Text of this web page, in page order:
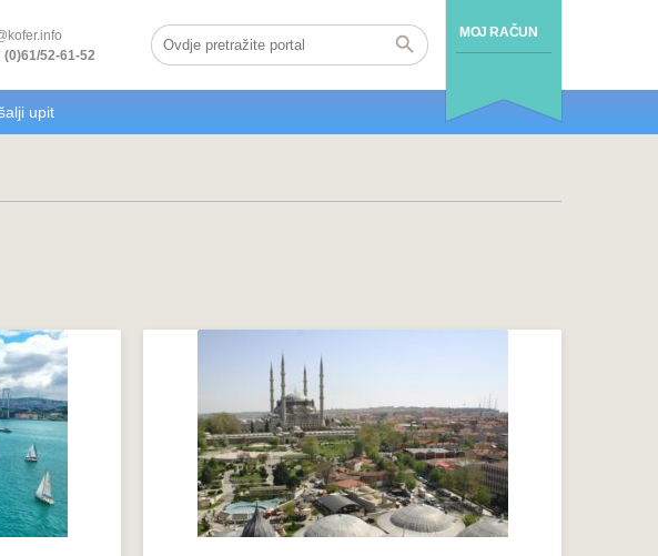
MOJ RAČUN
(0)61/52-61-52
upit